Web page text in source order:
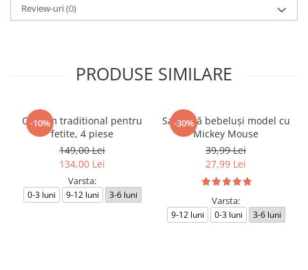
Review-uri(0)
PRODUSE SIMILARE
-10%
Costum traditional pentru
fetite, 4 piese
149,00 Lei
134,00 Lei
Varsta:
0-3 luni 9-12 luni 3-6 luni
-30%
Salopetă bebeluși model cu
Mickey Mouse
39,99 Lei
27,99 Lei
Varsta:
9-12 luni 0-3 luni 3-6 luni